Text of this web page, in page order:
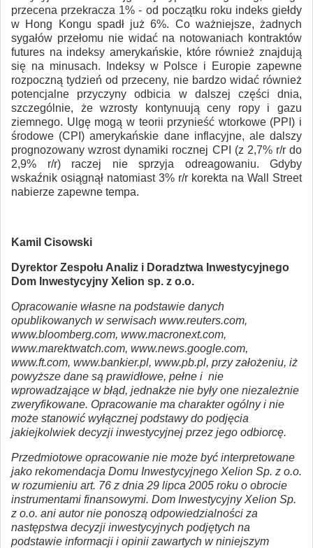
przecena przekracza 1% - od początku roku indeks giełdy
w Hong Kongu spadł już 6%. Co ważniejsze, żadnych
sygałów przełomu nie widać na notowaniach kontraktów
futures na indeksy amerykańskie, które również znajdują
się na minusach. Indeksy w Polsce i Europie zapewne
rozpoczną tydzień od przeceny, nie bardzo widać również
potencjalne przyczyny odbicia w dalszej części dnia,
szczególnie, że wzrosty kontynuują ceny ropy i gazu
ziemnego. Ulgę mogą w teorii przynieść wtorkowe (PPI) i
środowe (CPI) amerykańskie dane inflacyjne, ale dalszy
prognozowany wzrost dynamiki rocznej CPI (z 2,7% r/r do
2,9% r/r) raczej nie sprzyja odreagowaniu. Gdyby
wskaźnik osiągnął natomiast 3% r/r korekta na Wall Street
nabierze zapewne tempa.
Kamil Cisowski
Dyrektor Zespołu Analiz i Doradztwa Inwestycyjnego
Dom Inwestycyjny Xelion sp. z o.o.
Opracowanie własne na podstawie danych
opublikowanych w serwisach www.reuters.com,
www.bloomberg.com, www.macronext.com,
www.marektwatch.com, www.news.google.com,
www.ft.com, www.bankier.pl, www.pb.pl, przy założeniu, iż
powyższe dane są prawidłowe, pełne i nie
wprowadzające w błąd, jednakże nie były one niezależnie
zweryfikowane. Opracowanie ma charakter ogólny i nie
może stanowić wyłącznej podstawy do podjęcia
jakiejkolwiek decyzji inwestycyjnej przez jego odbiorcę.
Przedmiotowe opracowanie nie może być interpretowane
jako rekomendacja Domu Inwestycyjnego Xelion Sp. z o.o.
w rozumieniu art. 76 z dnia 29 lipca 2005 roku o obrocie
instrumentami finansowymi. Dom Inwestycyjny Xelion Sp.
z o.o. ani autor nie ponoszą odpowiedzialności za
następstwa decyzji inwestycyjnych podjętych na
podstawie informacji i opinii zawartych w niniejszym